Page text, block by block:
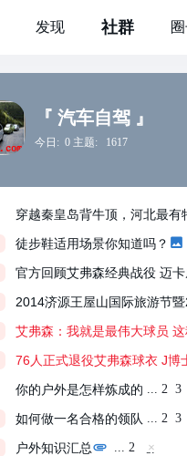
发现 社群
『 汽车自驾 』
今日: 0 主题: 1617
穿越秦皇岛背牛顶，河北最有
徒步鞋适用场景你知道吗？
官方回顾艾弗森经典战役 迈
2014济源王屋山国际旅游节
艾弗森：我就是最伟大球员
76人正式退役艾弗森球衣 J博
你的户外是怎样炼成的 ... 2 3
如何做一名合格的领队 ... 2 3
户外知识汇总 ... 2